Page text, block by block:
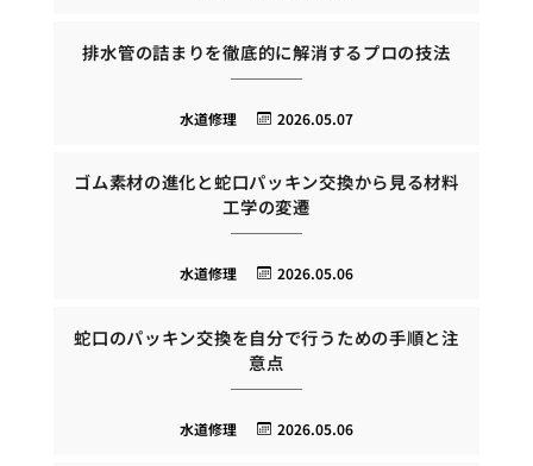
排水管の詰まりを徹底的に解消するプロの技法
2026.05.07
水道修理
ゴム素材の進化と蛇口パッキン交換から見る材料
工学の変遷
2026.05.06
水道修理
蛇口のパッキン交換を自分で行うための手順と注
意点
2026.05.06
水道修理